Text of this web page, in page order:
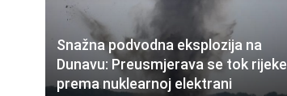
Snažna podvodna eksplozija na
Dunavu: Preusmjerava se tok rijeke
prema nuklearnoj elektrani